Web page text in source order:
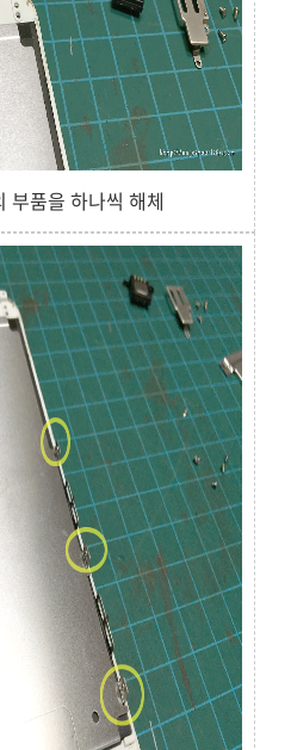
품을 하나씩 해체